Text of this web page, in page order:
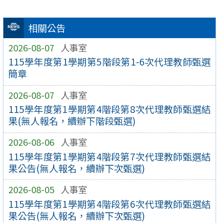
相關公告
2026-08-07 人事室
115學年度第1學期第5階段第1-6次代理教師甄選
簡章
2026-08-07 人事室
115學年度第1學期第4階段第8次代理教師甄選結
果(無人報名，續辦下階段甄選)
2026-08-06 人事室
115學年度第1學期第4階段第7次代理教師甄選結
果公告(無人報名，續辦下次甄選)
2026-08-05 人事室
115學年度第1學期第4階段第6次代理教師甄選結
果公告(無人報名，續辦下次甄選)